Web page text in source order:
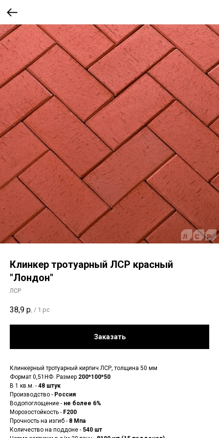
Клинкер тротуарный ЛСР красный
"Лондон"
ЛСР
38,9 р. / 1 pc
Заказать
Клинкерный тротуарный кирпич ЛСР, толщина 50 мм
Формат 0,51НФ. Размер 200*100*50
В 1 кв.м. - 48 штук
Производство - Россия
Водопоглощение - не более 6%
Морозостойкость - F200
Прочность на изгиб - 8 Мпа
Количество на поддоне - 540 шт